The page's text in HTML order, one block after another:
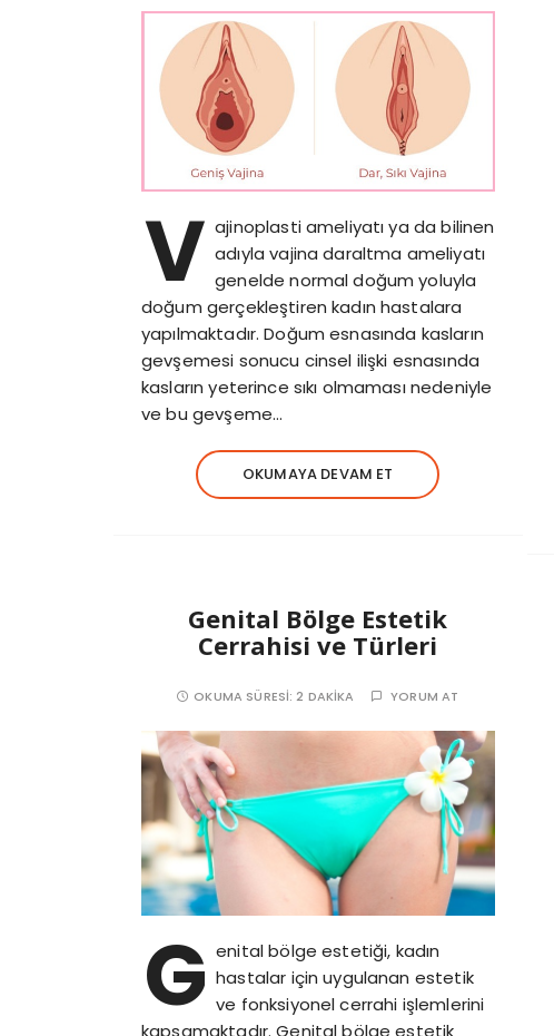
V ajinoplasti ameliyatı ya da bilinen
adıyla vajina daraltma ameliyatı
genelde normal doğum yoluyla
doğum gerçekleştiren kadın hastalara
yapılmaktadır. Doğum esnasında kasların
gevşemesi sonucu cinsel ilişki esnasında
kasların yeterince sıkı olmaması nedeniyle
ve bu gevşeme…
OKUMAYA DEVAM ET
Genital Bölge Estetik
Cerrahisi ve Türleri
OKUMA SÜRESI:2 DAKIKA YORUM AT
G enital bölge estetiği, kadın
hastalar için uygulanan estetik
ve fonksiyonel cerrahi işlemlerini
kapsamaktadır. Genital bölge estetik